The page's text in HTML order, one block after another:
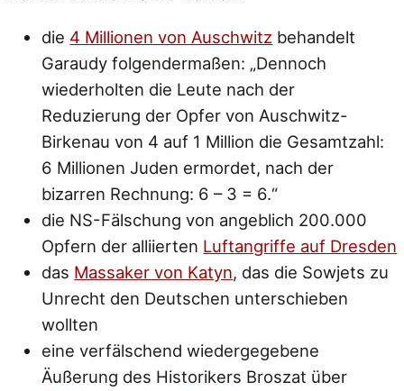
die 4 Millionen von Auschwitz behandelt
Garaudy folgendermaßen: „Dennoch
wiederholten die Leute nach der
Reduzierung der Opfer von Auschwitz-
Birkenau von 4 auf 1 Million die Gesamtzahl:
6 Millionen Juden ermordet, nach der
bizarren Rechnung: 6 – 3 = 6.“
die NS-Fälschung von angeblich 200.000
Opfern der alliierten Luftangriffe auf Dresden
das Massaker von Katyn, das die Sowjets zu
Unrecht den Deutschen unterschieben
wollten
eine verfälschend wiedergegebene
Äußerung des Historikers Broszat über